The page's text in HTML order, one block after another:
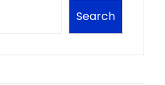
Search